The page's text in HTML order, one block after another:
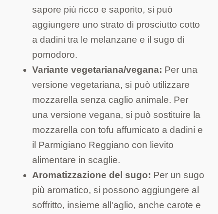
sapore più ricco e saporito, si può
aggiungere uno strato di prosciutto cotto
a dadini tra le melanzane e il sugo di
pomodoro.
Variante vegetariana/vegana: Per una
versione vegetariana, si può utilizzare
mozzarella senza caglio animale. Per
una versione vegana, si può sostituire la
mozzarella con tofu affumicato a dadini e
il Parmigiano Reggiano con lievito
alimentare in scaglie.
Aromatizzazione del sugo: Per un sugo
più aromatico, si possono aggiungere al
soffritto, insieme all'aglio, anche carote e